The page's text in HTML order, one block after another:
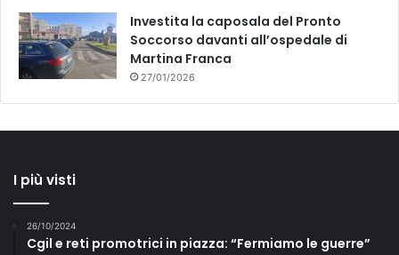
Investita la caposala del Pronto
Soccorso davanti all’ospedale di
Martina Franca
27/01/2026
I più visti
26/10/2024
Cgil e reti promotrici in piazza: “Fermiamo le guerre”